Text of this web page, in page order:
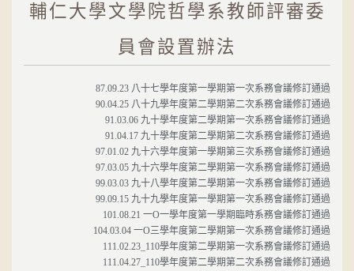
輔仁大學文學院哲學系教師評審委
員會設置辦法
87.09.23 八十七學年度第一學期第一次系務會議修訂通過
90.04.25 八十九學年度第二學期第二次系務會議修訂通過
91.03.06 九十學年度第二學期第一次系務會議修訂通過
91.04.17 九十學年度第二學期第二次系務會議修訂通過
97.01.02 九十六學年度第一學期第三次系務會議修訂通過
97.03.05 九十六學年度第二學期第一次系務會議修訂通過
99.03.03 九十八學年度第二學期第一次系務會議修訂通過
99.09.15 九十九學年度第一學期第一次系務會議修訂通過
101.08.21 一O一學年度第一學期臨時系務會議修訂通過
104.03.04 一O三學年度第二學期第一次系務會議修訂通過
111.02.23_110學年度第二學期第一次系務會議修訂通過
111.04.27_110學年度第二學期第二次系務會議修訂通過